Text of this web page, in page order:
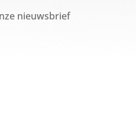
nieuwsbrief